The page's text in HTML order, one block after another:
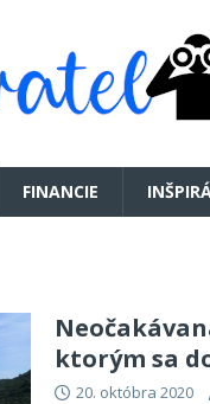
FINANCIE
ktorým sa
20. októbra 2020